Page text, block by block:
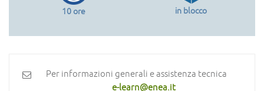
10 ore in blocco
Per informazioni generali e assistenza tecnica
e-learn@enea.it